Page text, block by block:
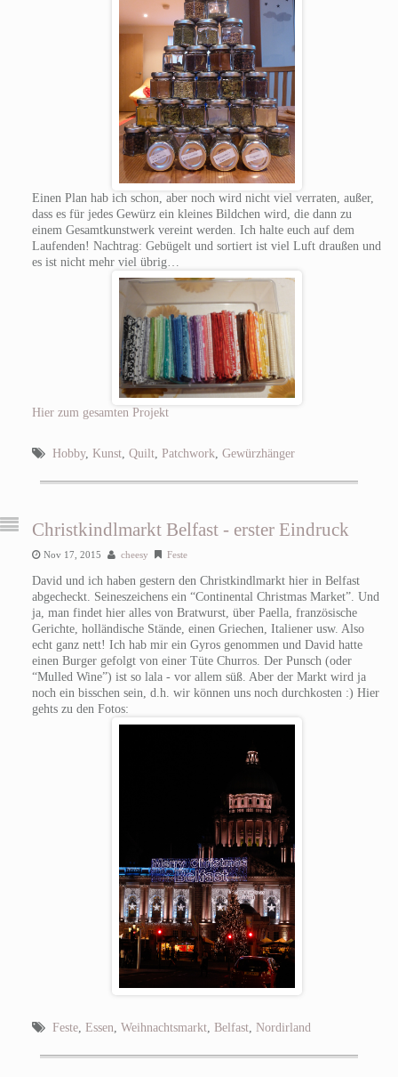
Einen Plan hab ich schon, aber noch wird nicht viel verraten, außer,
dass es für jedes Gewürz ein kleines Bildchen wird, die dann zu
einem Gesamtkunstwerk vereint werden. Ich halte euch auf dem
Laufenden! Nachtrag: Gebügelt und sortiert ist viel Luft draußen und
es ist nicht mehr viel übrig…
Hier zum gesamten Projekt
Hobby, Kunst, Quilt, Patchwork, Gewürzhänger
Christkindlmarkt Belfast - erster Eindruck
Nov 17, 2015 cheesy Feste
David und ich haben gestern den Christkindlmarkt hier in Belfast
abgecheckt. Seineszeichens ein “Continental Christmas Market”. Und
ja, man findet hier alles von Bratwurst, über Paella, französische
Gerichte, holländische Stände, einen Griechen, Italiener usw. Also
echt ganz nett! Ich hab mir ein Gyros genommen und David hatte
einen Burger gefolgt von einer Tüte Churros. Der Punsch (oder
“Mulled Wine”) ist so lala - vor allem süß. Aber der Markt wird ja
noch ein bisschen sein, d.h. wir können uns noch durchkosten :) Hier
gehts zu den Fotos:
Feste, Essen Weihnachtsmarkt, Belfast, Nordirland